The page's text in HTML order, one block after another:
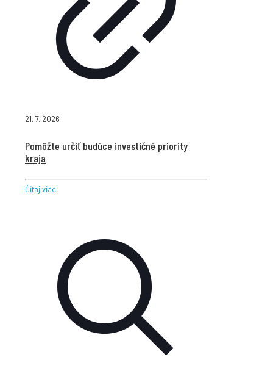
21. 7. 2026
Pomôžte určiť budúce investičné priority
kraja
Čítaj viac